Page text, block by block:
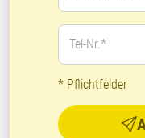
Tel-Nr.*
* Pflichtfelder